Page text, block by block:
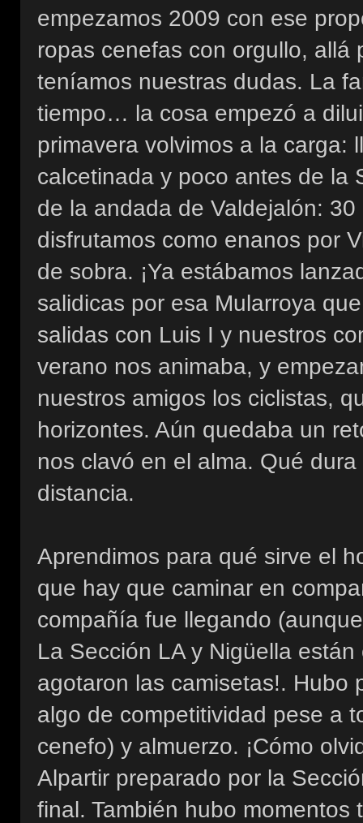
empezamos 2009 con ese
ropas cenefas con orgullo,
teníamos nuestras dudas. La
tiempo… la cosa empezó a
primavera volvimos a la carga:
calcetinada y poco antes de la
de la andada de Valdejalón:
disfrutamos como enanos por
de sobra. ¡Ya estábamos
salidicas por esa Mularroya
salidas con Luis I y nuestros
verano nos animaba, y
nuestros amigos los ciclistas,
horizontes. Aún quedaba un
nos clavó en el alma. Qué
distancia.
Aprendimos para qué sirve el
que hay que caminar en
compañía fue llegando
La Sección LA y Nigüella
agotaron las camisetas!. Hubo
algo de competitividad pese a
cenefo) y almuerzo. ¡Cómo
Alpartir preparado por la
final. También hubo